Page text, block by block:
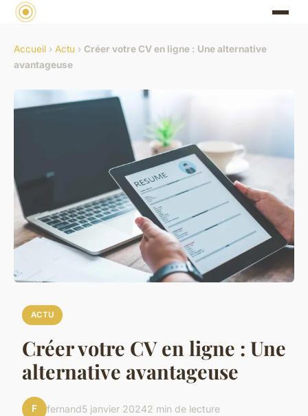
Accueil › Actu › Créer votre CV en ligne : Une alternative
avantageuse
ACTU
Créer votre CV en ligne : Une
alternative avantageuse
F fernand5 janvier 20242 min de lecture